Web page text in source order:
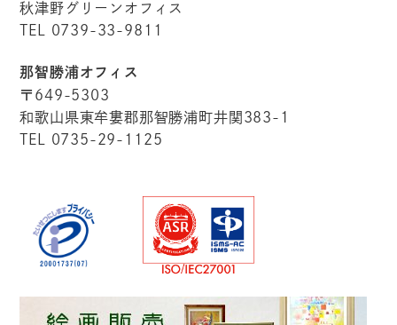
秋津野グリーンオフィス
TEL 0739-33-9811
那智勝浦オフィス
〒649-5303
和歌山県東牟婁郡那智勝浦町井関383-1
TEL 0735-29-1125